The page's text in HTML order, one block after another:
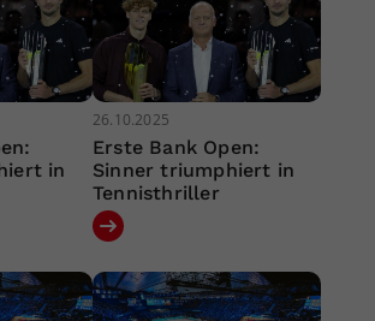
in
26.10.2025
Erste Bank Open:
Sinner triumphiert in
Tennisthriller